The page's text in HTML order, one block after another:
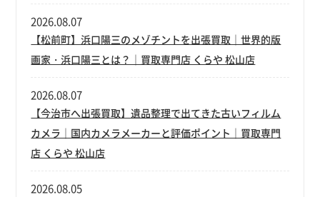
【松前町】浜口陽三のメゾチントを出張買取｜世界的版
画家・浜口陽三とは？｜買取専門店 くらや 松山店
2026.08.07
【今治市へ出張買取】遺品整理で出てきた古いフィルム
カメラ｜国内カメラメーカーと評価ポイント｜買取専門
店 くらや 松山店
2026.08.07
2026.08.05